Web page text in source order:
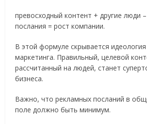
превосходный контент + другие люди
послания = рост компании.
В этой формуле скрывается
маркетинга. Правильный, целевой
рассчитанный на людей, станет
бизнеса.
Важно, что рекламных посланий в
поле должно быть минимум.